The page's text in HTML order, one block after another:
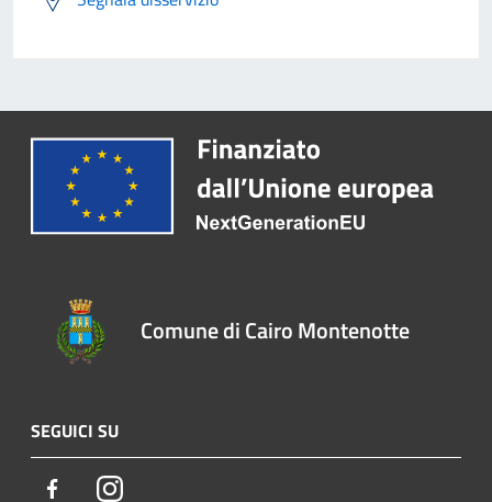
Comune di Cairo Montenotte
SEGUICI SU
FacebookInstagram